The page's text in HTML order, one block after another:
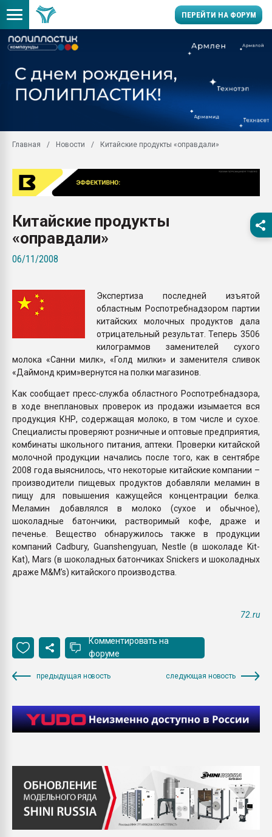
ПЕРЕЙТИ НА ФОРУМ
заводу пластмасс"
Помощь в подборе
Вакуум-формовочные
первый план в
бутылок
ПЕРЕЙТИ НА
Главная Новости Китайские продукты «оправдали»
Китайские продукты
«оправдали»
06/11/2008
Экспертиза последней изъятой
областным Роспотребнадзором партии
китайских молочных продуктов дала
отрицательный результат. Теперь 3506
килограммов заменителей сухого
молока «Санни милк», «Голд милки» и заменителя сливок
«Даймонд крим»вернутся на полки магазинов.
Как сообщает пресс-служба областного Роспотребнадзора,
в ходе внеплановых проверок из продажи изымается вся
продукция КНР, содержащая молоко, в том числе и сухое.
Специалисты проверяют розничные и оптовые предприятия,
комбинаты школьного питания, аптеки. Проверки китайской
молочной продукции начались после того, как в сентябре
2008 года выяснилось, что некоторые китайские компании –
производители пищевых продуктов добавляли меламин в
пищу для повышения кажущейся концентрации белка.
Меламин добавлялся в молоко (сухое и обычное),
шоколадные батончики, растворимый кофе, драже и
печенье. Вещество обнаружилось также в продукции
компаний Cadbury, Guanshengyuan, Nestle (в шоколаде Kit-
Kat), Mars (в шоколадных батончиках Snickers и шоколадных
драже M&M’s) китайского производства.
72.ru
Комментировать на
форуме
предыдущая новость следующая новость